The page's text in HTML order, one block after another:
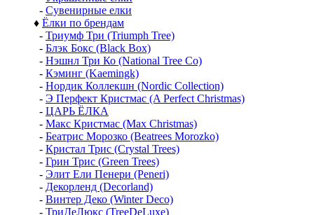
- Сувенирные елки
♦ Ёлки по брендам
- Триумф Три (Triumph Tree)
- Блэк Бокс (Black Box)
- Нэшнл Три Ко (National Tree Co)
- Кэминг (Kaemingk)
- Нордик Коллекшн (Nordic Collection)
- Э Перфект Кристмас (A Perfect Christmas)
- ЦАРЬ ЁЛКА
- Макс Кристмас (Max Christmas)
- Беатрис Морозко (Beatrees Morozko)
- Кристал Трис (Crystal Trees)
- Грин Трис (Green Trees)
- Элит Ели Пенери (Peneri)
- Декорленд (Decorland)
- Винтер Деко (Winter Deco)
- ТриДеЛюкс (TreeDeLuxe)